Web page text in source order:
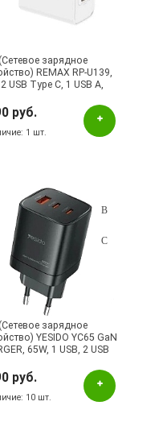
зарядное
REMAX RP-U139,
USB Type C, 1 USB A,
руб.
1 шт.
зарядное
YESIDO YC65 GaN
65W, 1 USB, 2 USB
руб.
10 шт.